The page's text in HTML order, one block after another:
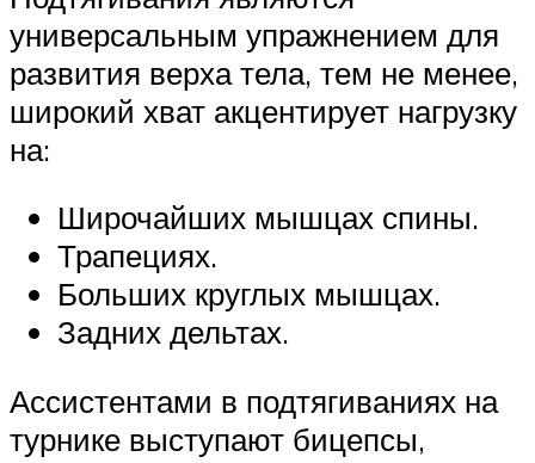
универсальным упражнением для
развития верха тела, тем не менее,
широкий хват акцентирует нагрузку
на:
Широчайших мышцах спины.
Трапециях.
Больших круглых мышцах.
Задних дельтах.
Ассистентами в подтягиваниях на
турнике выступают бицепсы,